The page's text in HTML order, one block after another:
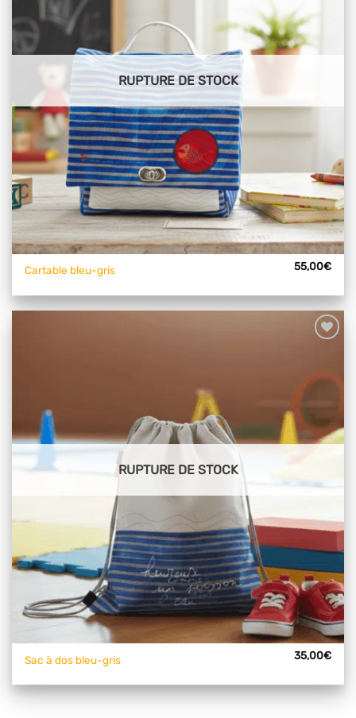
RUPTURE DE STOCK
Cartable bleu-gris 55,00€
favoris
RUPTURE DE STOCK
Sac à dos bleu-gris 35,00€